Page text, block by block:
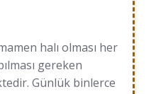
halı olması her
gereken
Günlük binlerce